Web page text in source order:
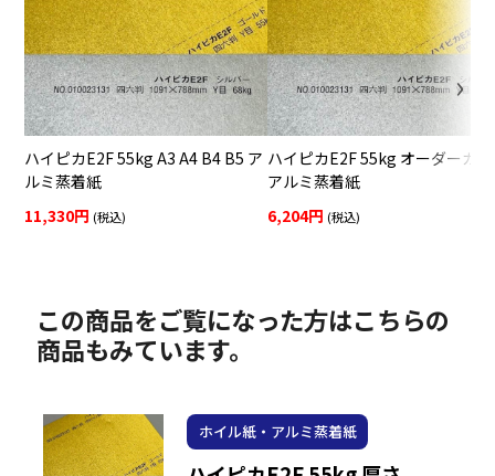
ハイピカE2F 55kg A3 A4 B4 B5 ア
ルミ蒸着紙
11,330円 (税込)
ハイピカE2F 55kg オーダーカ
アルミ蒸着紙
6,204円 (税込)
この商品をご覧になった方はこちらの
商品もみています。
ホイル紙・アルミ蒸着紙